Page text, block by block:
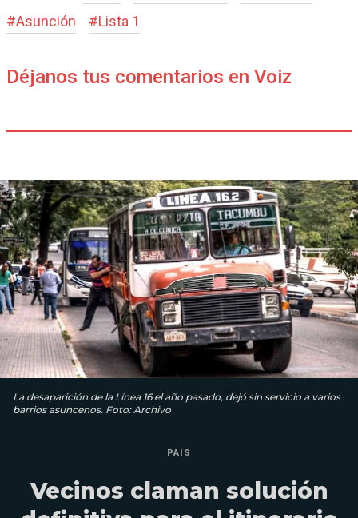
#Asunción #Lista 1
Déjanos tus comentarios en Voiz
La desaparición de la Línea 16 el año pasado, dejó sin servicio a varios
barrios asuncenos. Foto: Archivo
PAÍS
Vecinos claman solución